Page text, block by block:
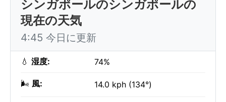
シンガポールのシンガポールの
現在の天気
4:45 今日に更新
💧 湿度: 74%
🌬️ 風: 14.0 kph (134°)